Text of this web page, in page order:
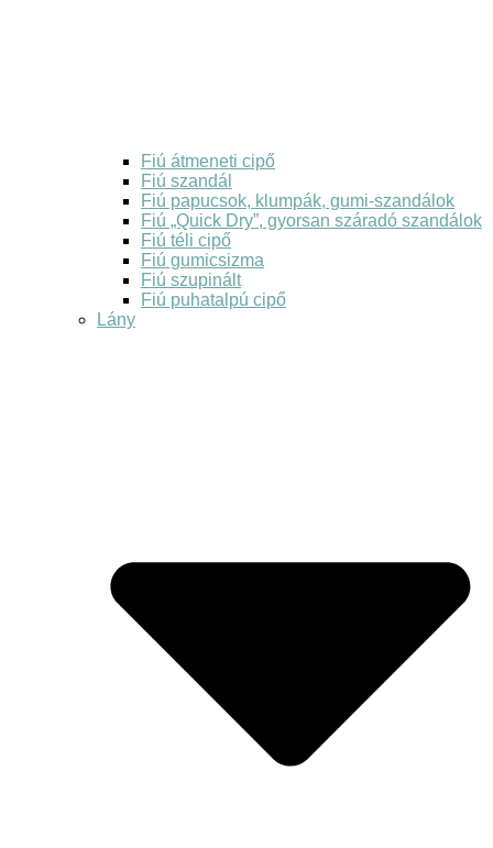
Fiú átmeneti cipő
Fiú szandál
Fiú papucsok, klumpák, gumi-szandálok
Fiú „Quick Dry”, gyorsan száradó szandálok
Fiú téli cipő
Fiú gumicsizma
Fiú szupinált
Fiú puhatalpú cipő
Lány